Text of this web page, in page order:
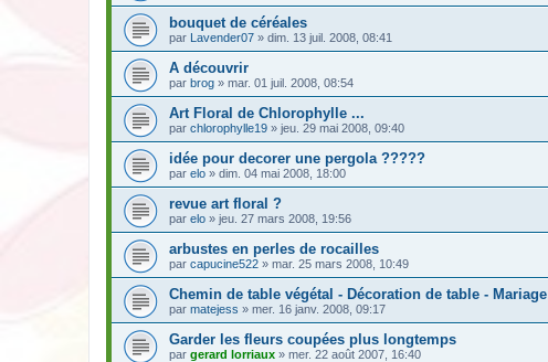
bouquet de céréales
par Lavender07 » dim. 13 juil. 2008, 08:41
A découvrir
par brog » mar. 01 juil. 2008, 08:54
Art Floral de Chlorophylle ...
par chlorophylle19 » jeu. 29 mai 2008, 09:40
idée pour decorer une pergola ?????
par elo » dim. 04 mai 2008, 18:00
revue art floral ?
par elo » jeu. 27 mars 2008, 19:56
arbustes en perles de rocailles
par capucine522 » mar. 25 mars 2008, 10:49
Chemin de table végétal - Décoration de table - Mariage
par matejess » mer. 16 janv. 2008, 09:17
Garder les fleurs coupées plus longtemps
par gerard lorriaux » mer. 22 août 2007, 16:40